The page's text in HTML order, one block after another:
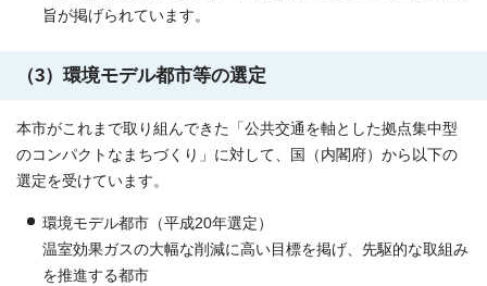
旨が掲げられています。
（3）環境モデル都市等の選定
本市がこれまで取り組んできた「公共交通を軸とした拠点集中型
のコンパクトなまちづくり」に対して、国（内閣府）から以下の
選定を受けています。
環境モデル都市（平成20年選定）
温室効果ガスの大幅な削減に高い目標を掲げ、先駆的な取組み
を推進する都市